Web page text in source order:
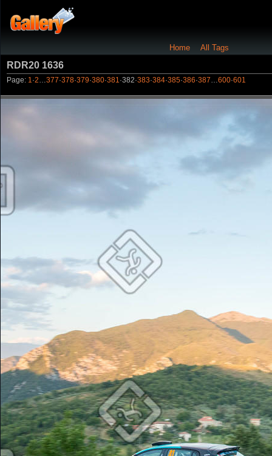
Home All Tags
RDR20 1636
Page: 1 ·2 377·378·379·380·381 ·382·383·384·385·386·387 600·601